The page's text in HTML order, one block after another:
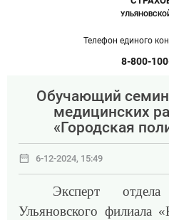
Телефон единого
8-800-
Обучающий
медицинских
«Городская
date_range 6-12-2024, 15:49
Эксперт
Ульяновского филиала